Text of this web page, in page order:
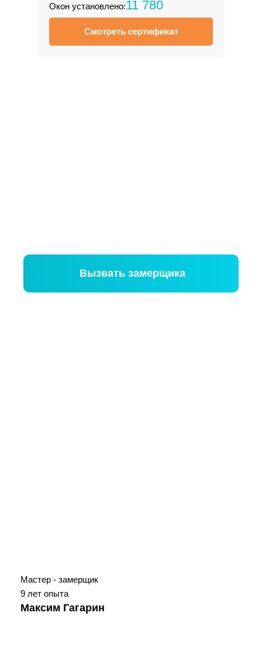
Окон установлено:11 780
Смотреть сертификат
Вызвать замерщика
Мастер - замерщик
9 лет опыта
Максим Гагарин